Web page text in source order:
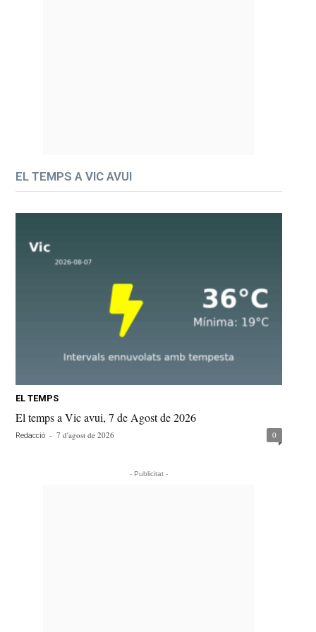
EL TEMPS A VIC AVUI
EL TEMPS
El temps a Vic avui, 7 de Agost de 2026
Redacció - 7 d'agost de 2026 0
- Publicitat -